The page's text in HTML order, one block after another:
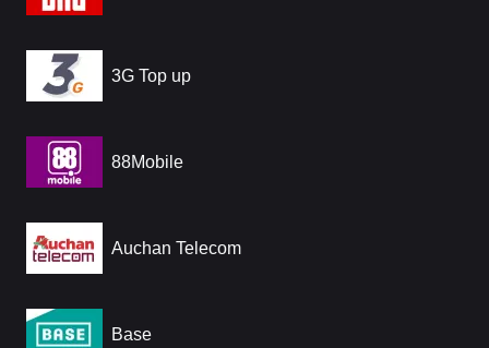
3G Top up
88Mobile
Auchan Telecom
Base